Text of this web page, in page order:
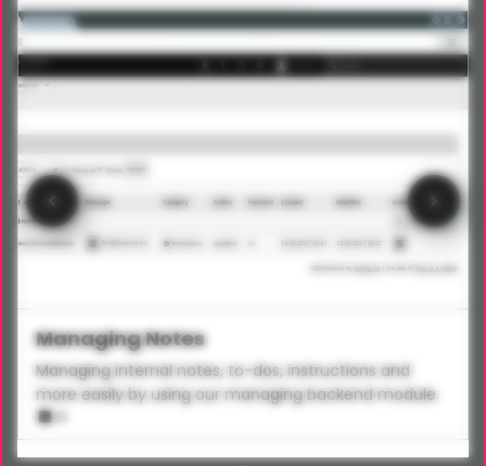
Managing Notes
Managing internal notes, to-dos, instructions and
more easily by using our managing backend module.